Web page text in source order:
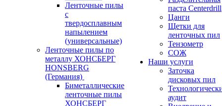
Ленточные пилы
с
твердосплавным
напылением
(универсальные)
Ленточные пилы по
металлу ХОНСБЕРГ
HONSBERG
(Германия)
Биметаллические
ленточные пилы
ХОНСБЕРГ
паста Centerdrill
Цанги
Щетки для
ленточных пил
Тензометр
СОЖ
Наши услуги
Заточка
дисковых пил
аудит